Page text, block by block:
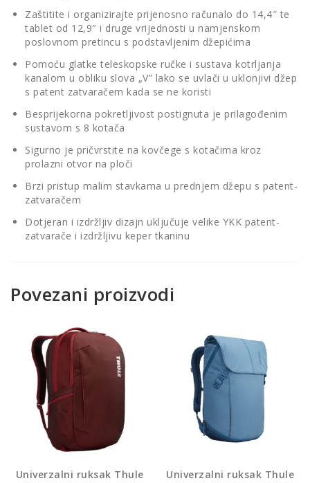
Zaštitite i organizirajte prijenosno računalo do 14,4″ te
tablet od 12,9″ i druge vrijednosti u namjenskom
poslovnom pretincu s podstavljenim džepićima
Pomoću glatke teleskopske ručke i sustava kotrljanja
kanalom u obliku slova „V” lako se uvlači u uklonjivi džep
s patent zatvaračem kada se ne koristi
Besprijekorna pokretljivost postignuta je prilagođenim
sustavom s 8 kotača
Sigurno je pričvrstite na kovčege s kotačima kroz
prolazni otvor na ploči
Brzi pristup malim stavkama u prednjem džepu s patent-
zatvaračem
Dotjeran i izdržljiv dizajn uključuje velike YKK patent-
zatvarače i izdržljivu keper tkaninu
Povezani proizvodi
Univerzalni ruksak Thule Univerzalni ruksak Thule